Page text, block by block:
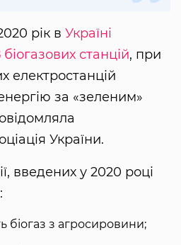
рік в Україні
станцій, при
електростанцій
за «зеленим»
України.
введених у 2020 році
з агросировини;